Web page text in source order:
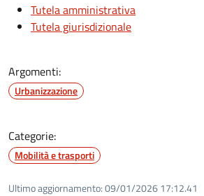
Tutela amministrativa
Tutela giurisdizionale
Argomenti:
Urbanizzazione
Categorie:
Mobilità e trasporti
Ultimo aggiornamento:09/01/2026 17:12.41